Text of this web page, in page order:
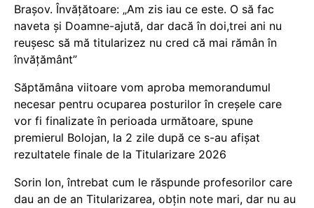
Brașov. Învățătoare: „Am zis iau ce este. O să fac
naveta și Doamne-ajută, dar dacă în doi,trei ani nu
reușesc să mă titularizez nu cred că mai rămân în
învățământ”
Săptămâna viitoare vom aproba memorandumul
necesar pentru ocuparea posturilor în creșele care
vor fi finalizate în perioada următoare, spune
premierul Bolojan, la 2 zile după ce s-au afișat
rezultatele finale de la Titularizare 2026
Sorin Ion, întrebat cum le răspunde profesorilor care
dau an de an Titularizarea, obțin note mari, dar nu au